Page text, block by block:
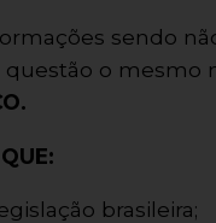
sendo
o mesmo
brasileira;